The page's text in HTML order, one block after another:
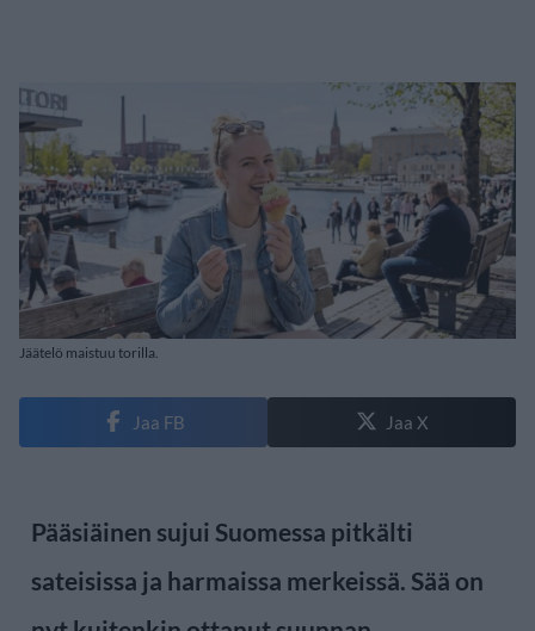
Jäätelö maistuu torilla.
Jaa FB Jaa X
Pääsiäinen sujui Suomessa pitkälti
sateisissa ja harmaissa merkeissä. Sää on